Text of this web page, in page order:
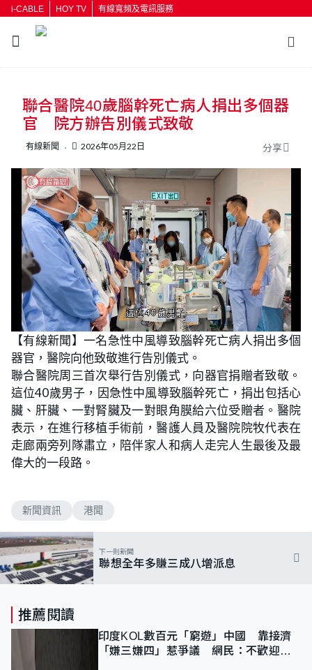
i-CABLE HOY TV 有線寬頻及電訊服務
按輸入鍵開始搜尋
聯合醫院40歲腦幹死亡病人捐出多個器
官 院方辦告別儀式致敬
有線新聞 2026年05月22日 分享
U
n
m
t
e
L
o
a
d
e
d
:
7
3
.
1
7
%
【有線新聞】一名急性中風導致腦幹死亡病人捐出多個
器官，醫院向他致敬進行告別儀式。
聯合醫院周三首次舉行告別儀式，向器官捐贈者致敬。
這位40歲男子，因急性中風導致腦幹死亡，捐出包括心
臟、肝臟、一對腎臟及一對眼角膜給六位受贈者。醫院
表示，在進行移植手術前，醫護人員及醫院院牧代表在
走廊兩旁列隊肅立，陪伴家人和病人走完人生最後及最
偉大的一段路。
新聞資訊 港聞
下一則新聞
聯想全年多賺三成八增派息
推薦閱讀
印度KOL數百元「窮遊」中國 靠接濟
「嫌三嫌四」惹爭議 網民：不歡迎劣